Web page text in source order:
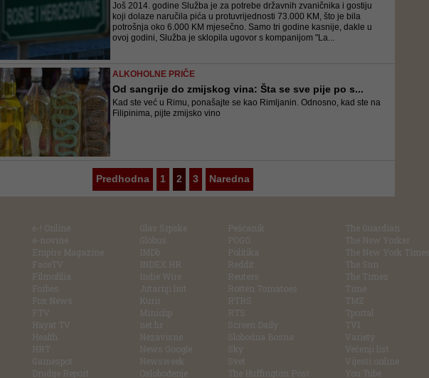
Još 2014. godine Služba je za potrebe državnih zvaničnika i gostiju
koji dolaze naručila pića u protuvrijednosti 73.000 KM, što je bila
potrošnja oko 6.000 KM mjesečno. Samo tri godine kasnije, dakle u
ovoj godini, Služba je sklopila ugovor s kompanijom "La...
ALKOHOLNE PRIČE
Od sangrije do zmijskog vina: Šta se sve pije po s...
Kad ste već u Rimu, ponašajte se kao Rimljanin. Odnosno, kad ste na
Filipinima, pijte zmijsko vino
Predhodna 1 2 3 Naredna
e-! Online
e-novine
Empire Magazine
FaceTV
Filmofilia
Forbes
Fox News
FTV
Hayat TV
Health
HRT
Gamespot
Drudge Report
Glas Srpske
Globus
IMDb
INDEX.HR
Indie Wire
Jutarnji list
Kurir
Miniclip
net.hr
Nezavisne
News Google
Newsweek
Oslobođenje
Pešćanik
POGO
Politika
Reddit
Reuters
Rotten Tomatoes
RTRS
RTS
Screen Daily
Slobodna Bosna
Sky
Svet
The Huffington Post
The Guardian
The New Yorker
The New York Times
The Sun
The Times
Time
TMZ
Tportal
TV1
Variety
Večenji list
Vijesti online
You Tube